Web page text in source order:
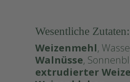
Wesentliche Zutaten:
Weizenmehl,
Walnüsse,
extrudierter